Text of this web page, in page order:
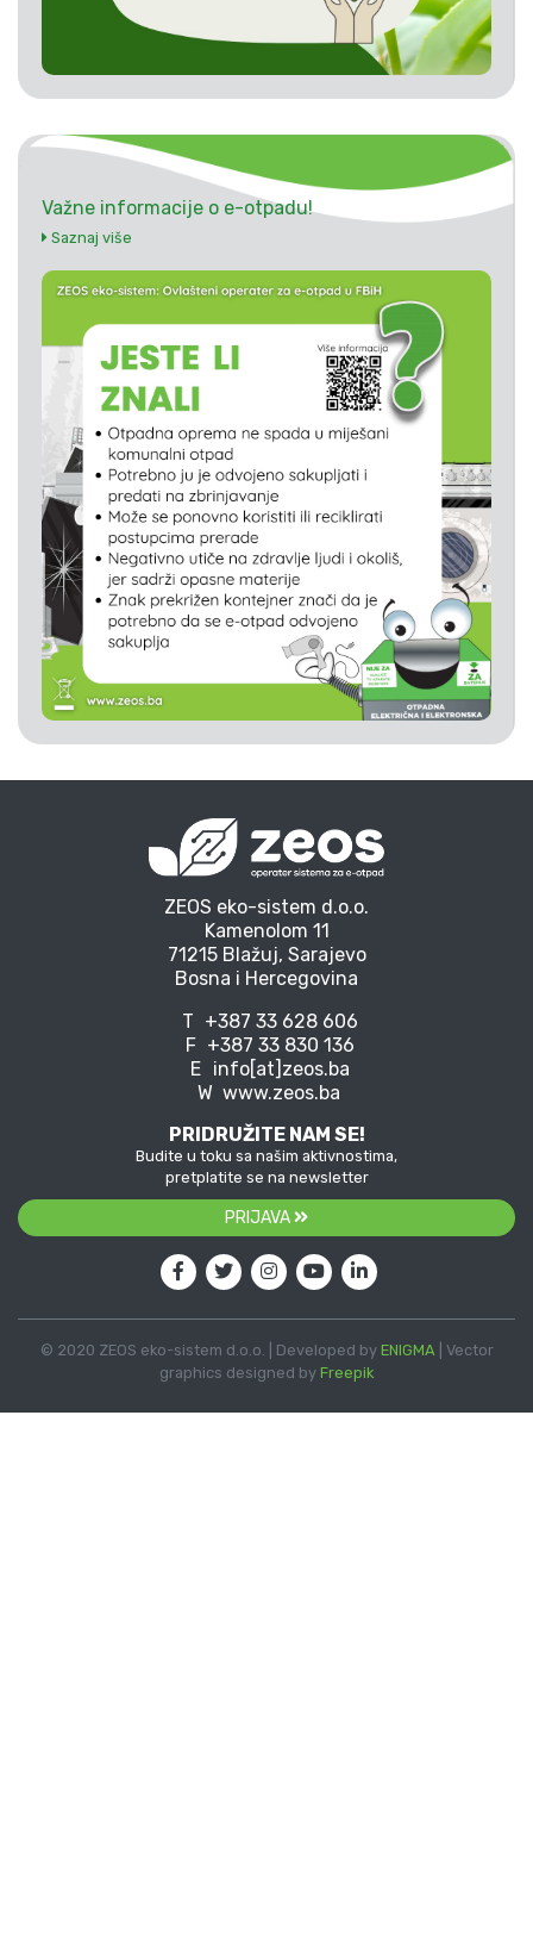
Važne informacije o e-otpadu!
Saznaj više
ZEOS eko-sistem d.o.o.
Kamenolom 11
71215 Blažuj, Sarajevo
Bosna i Hercegovina
T +387 33 628 606
F +387 33 830 136
E info[at]zeos.ba
W www.zeos.ba
PRIDRUŽITE NAM SE!
Budite u toku sa našim aktivnostima,
pretplatite se na newsletter
PRIJAVA
© 2020 ZEOS eko-sistem d.o.o. | Developed by ENIGMA| Vector
graphics designed by Freepik